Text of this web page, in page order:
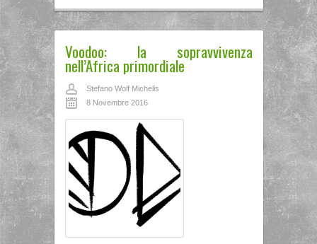
Voodoo: la sopravvivenza
nell’Africa primordiale
Stefano Wolf Michelis
8 Novembre 2016